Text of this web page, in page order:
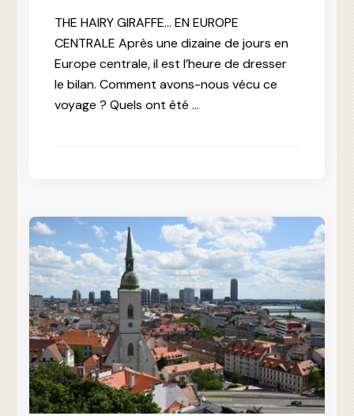
THE HAIRY GIRAFFE… EN EUROPE
CENTRALE Après une dizaine de jours en
Europe centrale, il est l’heure de dresser
le bilan. Comment avons-nous vécu ce
voyage ? Quels ont été …